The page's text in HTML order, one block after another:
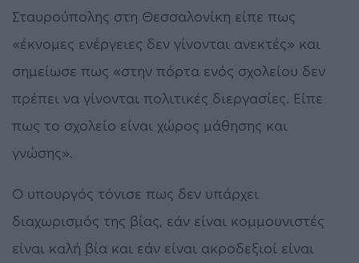
Σταυρούπολης στη Θεσσαλονίκη είπε πως
«έκνομες ενέργειες δεν γίνονται ανεκτές» και
σημείωσε πως «στην πόρτα ενός σχολείου δεν
πρέπει να γίνονται πολιτικές διεργασίες. Είπε
πως το σχολείο είναι χώρος μάθησης και
γνώσης».
Ο υπουργός τόνισε πως δεν υπάρχει
διαχωρισμός της βίας, εάν είναι κομμουνιστές
είναι καλή βία και εάν είναι ακροδεξιοί είναι